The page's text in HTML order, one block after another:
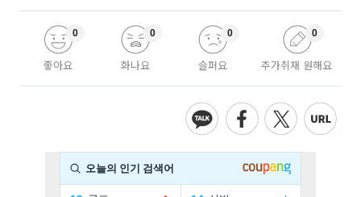
좋아요
0
화나요
0
슬퍼요
0
추가취재 원해요
0